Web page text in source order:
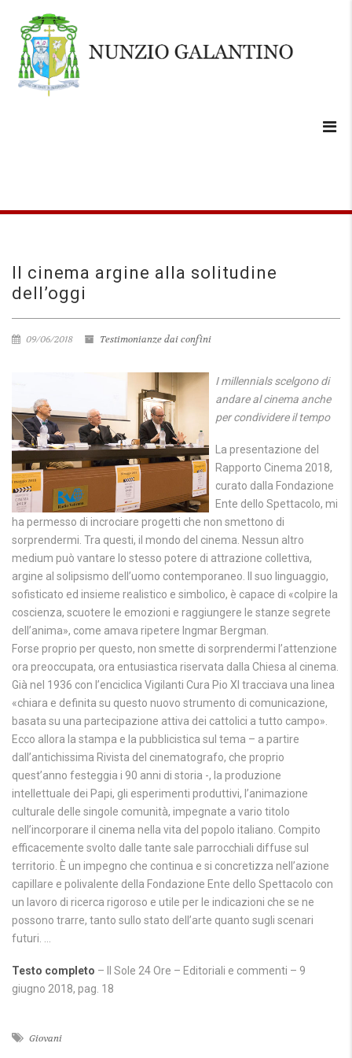
Il cinema argine alla solitudine
dell’oggi
09/06/2018 Testimonianze dai confini
I millennials scelgono di
andare al cinema anche
per condividere il tempo
La presentazione del
Rapporto Cinema 2018,
curato dalla Fondazione
Ente dello Spettacolo, mi
ha permesso di incrociare progetti che non smettono di
sorprendermi. Tra questi, il mondo del cinema. Nessun altro
medium può vantare lo stesso potere di attrazione collettiva,
argine al solipsismo dell’uomo contemporaneo. Il suo linguaggio,
sofisticato ed insieme realistico e simbolico, è capace di «colpire la
coscienza, scuotere le emozioni e raggiungere le stanze segrete
dell’anima», come amava ripetere Ingmar Bergman.
Forse proprio per questo, non smette di sorprendermi l’attenzione
ora preoccupata, ora entusiastica riservata dalla Chiesa al cinema.
Già nel 1936 con l’enciclica Vigilanti Cura Pio XI tracciava una linea
«chiara e definita su questo nuovo strumento di comunicazione,
basata su una partecipazione attiva dei cattolici a tutto campo».
Ecco allora la stampa e la pubblicistica sul tema – a partire
dall’antichissima Rivista del cinematografo, che proprio
quest’anno festeggia i 90 anni di storia -, la produzione
intellettuale dei Papi, gli esperimenti produttivi, l’animazione
culturale delle singole comunità, impegnate a vario titolo
nell’incorporare il cinema nella vita del popolo italiano. Compito
efficacemente svolto dalle tante sale parrocchiali diffuse sul
territorio. È un impegno che continua e si concretizza nell’azione
capillare e polivalente della Fondazione Ente dello Spettacolo con
un lavoro di ricerca rigoroso e utile per le indicazioni che se ne
possono trarre, tanto sullo stato dell’arte quanto sugli scenari
futuri. …
Testo completo – Il Sole 24 Ore – Editoriali e commenti – 9
giugno 2018, pag. 18
Giovani